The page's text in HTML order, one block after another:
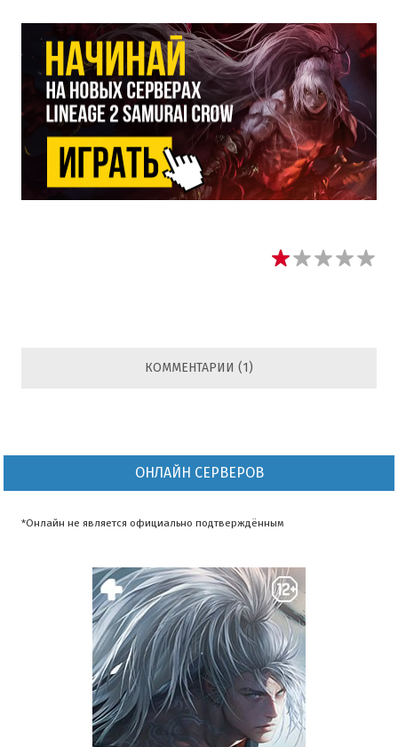
КОММЕНТАРИИ (1)
ОНЛАЙН СЕРВЕРОВ
*Онлайн не является официально подтверждённым